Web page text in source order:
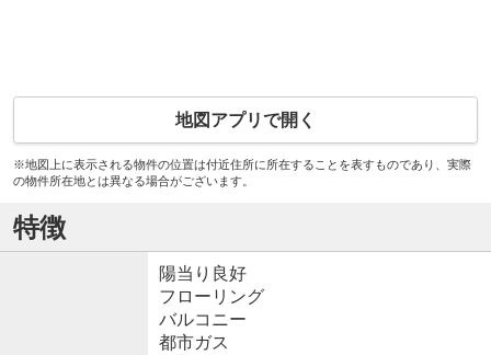
地図アプリで開く
※地図上に表示される物件の位置は付近住所に所在することを表すものであり、実際
の物件所在地とは異なる場合がございます。
特徴
陽当り良好
フローリング
バルコニー
都市ガス